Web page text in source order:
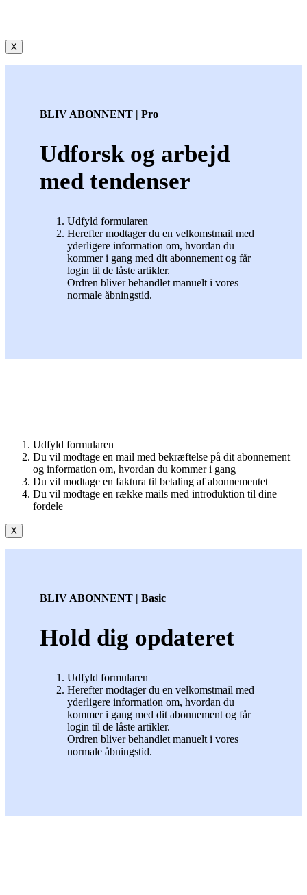
X
BLIV ABONNENT | Pro
Udforsk og arbejd
med tendenser
Udfyld formularen
Herefter modtager du en velkomstmail med
yderligere information om, hvordan du
kommer i gang med dit abonnement og får
login til de låste artikler.
Ordren bliver behandlet manuelt i vores
normale åbningstid.
Udfyld formularen
Du vil modtage en mail med bekræftelse på dit abonnement
og information om, hvordan du kommer i gang
Du vil modtage en faktura til betaling af abonnementet
Du vil modtage en række mails med introduktion til dine
fordele
X
BLIV ABONNENT | Basic
Hold dig opdateret
Udfyld formularen
Herefter modtager du en velkomstmail med
yderligere information om, hvordan du
kommer i gang med dit abonnement og får
login til de låste artikler.
Ordren bliver behandlet manuelt i vores
normale åbningstid.